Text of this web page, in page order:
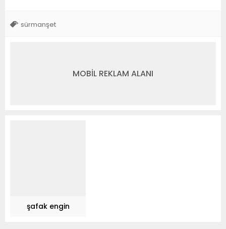
sürmanşet
MOBİL REKLAM ALANI
şafak engin